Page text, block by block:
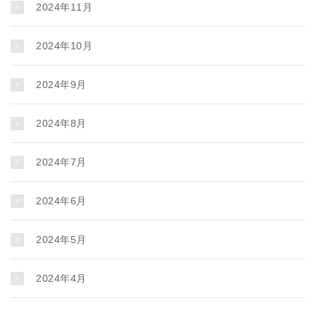
2024年11月
2024年10月
2024年9月
2024年8月
2024年7月
2024年6月
2024年5月
2024年4月